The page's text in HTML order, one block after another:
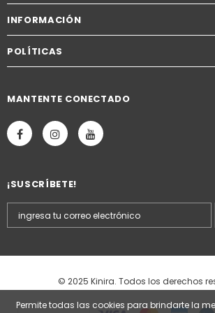
Permite todas las cookies para brindarte la
INFORMACIÓN
POLÍTICAS
MANTENTE CONECTADO
¡SUSCRÍBETE!
© 2025 Kinira. Todos los derechos